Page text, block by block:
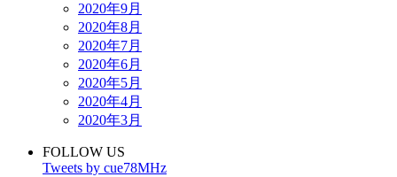
2020年9月
2020年8月
2020年7月
2020年6月
2020年5月
2020年4月
2020年3月
FOLLOW US
Tweets by cue78MHz